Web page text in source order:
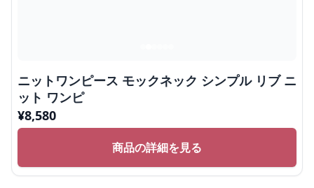
ニットワンピース モックネック シンプル リブ ニ
ット ワンピ
¥8,580
商品の詳細を見る